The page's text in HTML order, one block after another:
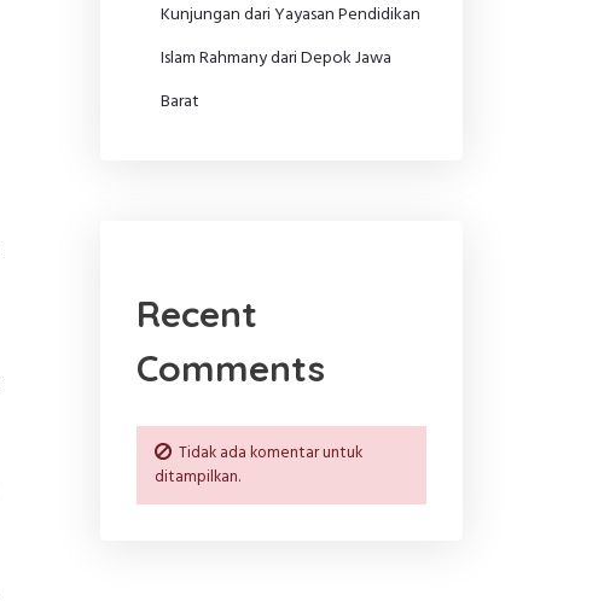
Kunjungan dari Yayasan Pendidikan
Islam Rahmany dari Depok Jawa
Barat
Recent
Comments
Tidak ada komentar untuk
ditampilkan.